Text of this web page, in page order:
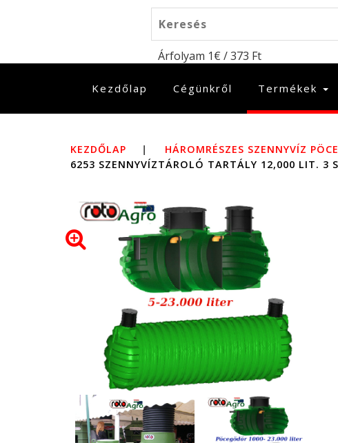
Árfolyam 1€ / 373 Ft
Kezdőlap (jelenlegi)
Cégünkről Termékek
KEZDŐLAP | HÁROMRÉSZES SZENNYVÍZ
6253 SZENNYVÍZTÁROLÓ TARTÁLY 12,000 LIT. 3